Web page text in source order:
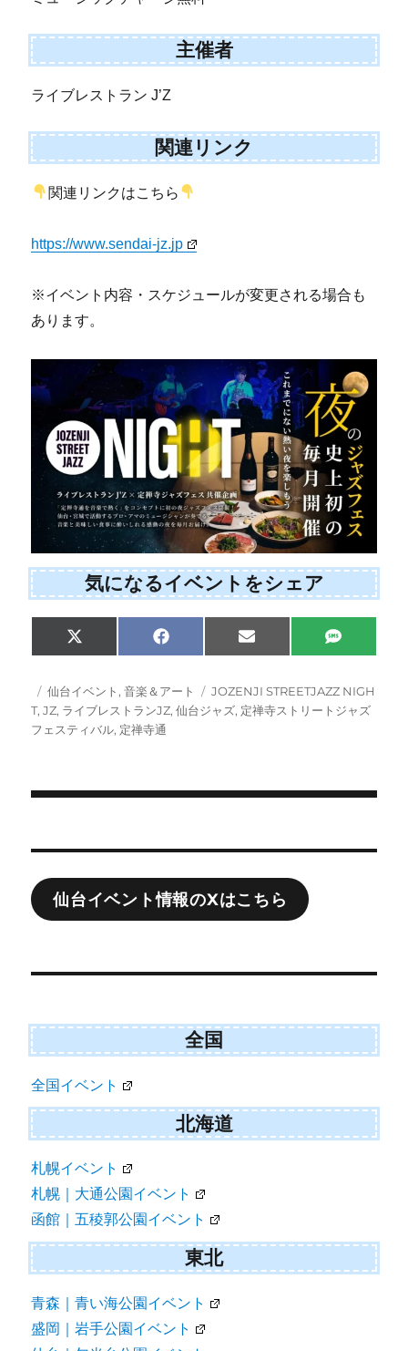
主催者
ライブレストラン J’Z
関連リンク
関連リンクはこちら
https://www.sendai-jz.jp
※イベント内容・スケジュールが変更される場合も
あります。
気になるイベントをシェア
Share
on
X
(
w
t
Share
on
F
a
e
o
Share
on
E
m
i
l
Share
on
S
M
投
稿
日:
カ
テ
ゴ
仙台イベント ,音楽＆アート
タ
グ
JOZENJI STREETJAZZ NIGH
T,JZ, ライブレストランJZ,仙台ジャズ, 定禅寺ストリートジャズ
フェスティバル, 定禅寺通
稿
ナ
ビ
ー
ョ
ン
仙台イベント情報のXはこちら
全国
全国イベント
北海道
札幌イベント
札幌｜大通公園イベント
函館｜五稜郭公園イベント
東北
青森｜青い海公園イベント
盛岡｜岩手公園イベント